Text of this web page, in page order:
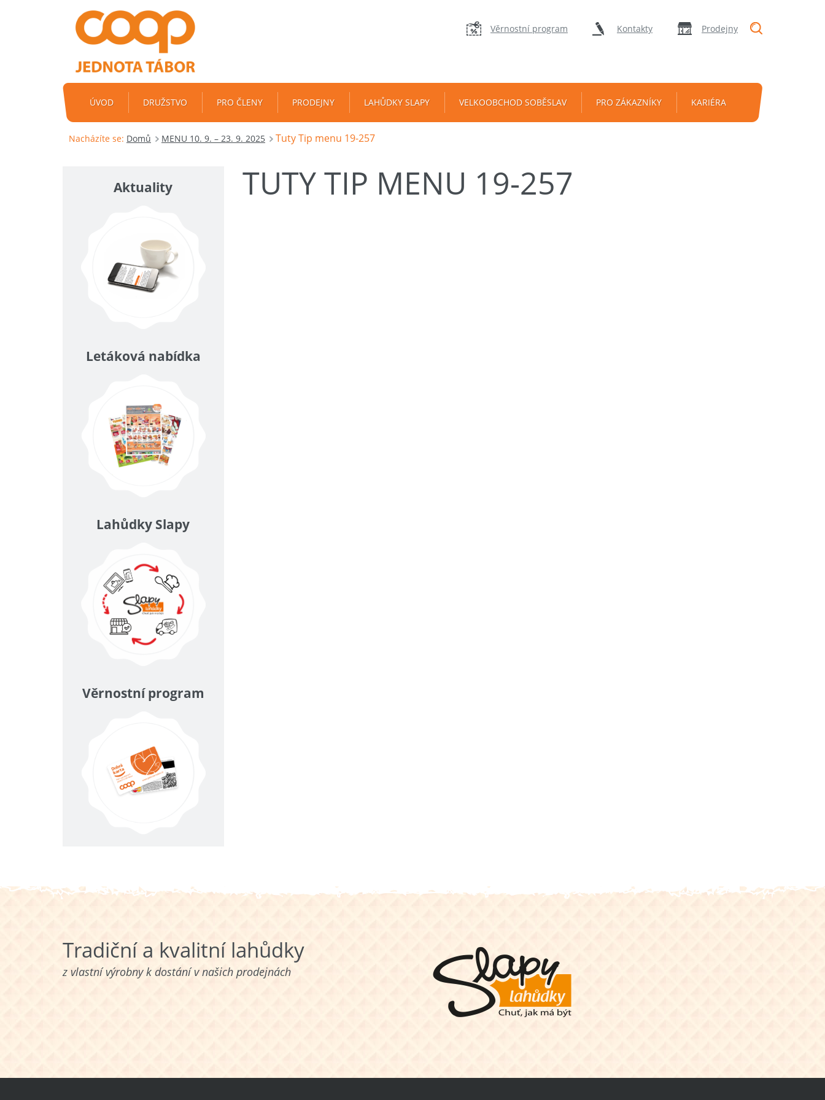
Věrnostní program Kontakty Prodejny
ÚVOD DRUŽSTVO PRO ČLENY PRODEJNY LAHŮDKY SLAPY VELKOOBCHOD SOBĚSLAV PRO ZÁKAZNÍKY KARIÉRA
Nacházíte se: Domů MENU 10. 9. – 23. 9. 2025 Tuty Tip menu 19-257
TUTY TIP MENU 19-257
Aktuality
Letáková nabídka
Lahůdky Slapy
Věrnostní program
Tradiční a kvalitní lahůdky
z vlastní výrobny k dostání v našich prodejnách